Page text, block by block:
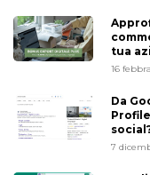
tua
16
Da
7